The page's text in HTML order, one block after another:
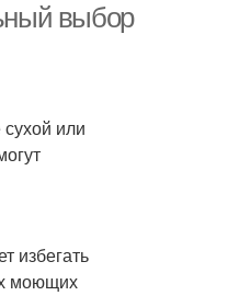
выбор
или
избегать
моющих